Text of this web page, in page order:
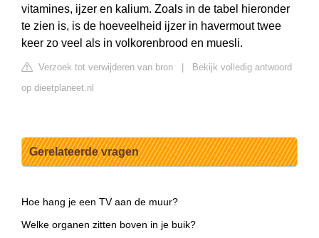
vitamines, ijzer en kalium. Zoals in de tabel hieronder
te zien is, is de hoeveelheid ijzer in havermout twee
keer zo veel als in volkorenbrood en muesli.
Verzoek tot verwijderen van bron
Bekijk volledig antwoord
op dieetplaneet.nl
Gerelateerde vragen
Hoe hang je een TV aan de muur?
Welke organen zitten boven in je buik?